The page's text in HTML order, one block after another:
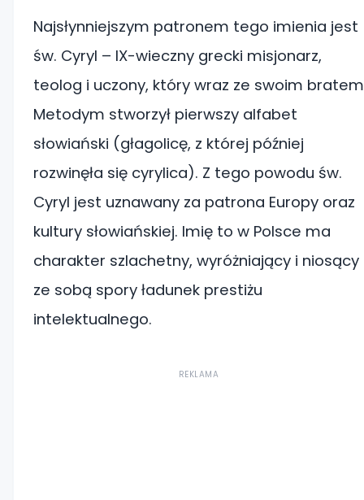
Najsłynniejszym patronem tego imienia jest
św. Cyryl – IX-wieczny grecki misjonarz,
teolog i uczony, który wraz ze swoim bratem
Metodym stworzył pierwszy alfabet
słowiański (głagolicę, z której później
rozwinęła się cyrylica). Z tego powodu św.
Cyryl jest uznawany za patrona Europy oraz
kultury słowiańskiej. Imię to w Polsce ma
charakter szlachetny, wyróżniający i niosący
ze sobą spory ładunek prestiżu
intelektualnego.
REKLAMA